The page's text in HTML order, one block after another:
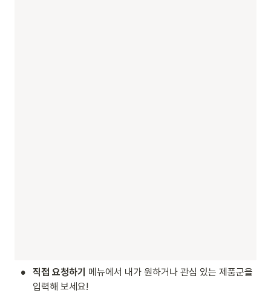
• 직접 요청하기 메뉴에서 내가 원하거나 관심 있는 제품군을
입력해 보세요!